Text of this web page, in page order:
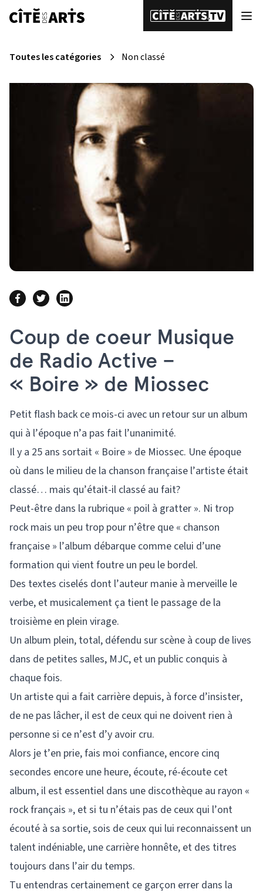
Toutes les catégories Non classé
Coup de coeur Musique
de Radio Active –
« Boire » de Miossec
Petit flash back ce mois-ci avec un retour sur un album
qui à l’époque n’a pas fait l’unanimité.
Il y a 25 ans sortait « Boire » de Miossec. Une époque
où dans le milieu de la chanson française l’artiste était
classé… mais qu’était-il classé au fait?
Peut-être dans la rubrique « poil à gratter ». Ni trop
rock mais un peu trop pour n’être que « chanson
française » l’album débarque comme celui d’une
formation qui vient foutre un peu le bordel.
Des textes ciselés dont l’auteur manie à merveille le
verbe, et musicalement ça tient le passage de la
troisième en plein virage.
Un album plein, total, défendu sur scène à coup de lives
dans de petites salles, MJC, et un public conquis à
chaque fois.
Un artiste qui a fait carrière depuis, à force d’insister,
de ne pas lâcher, il est de ceux qui ne doivent rien à
personne si ce n’est d’y avoir cru.
Alors je t’en prie, fais moi confiance, encore cinq
secondes encore une heure, écoute, ré-écoute cet
album, il est essentiel dans une discothèque au rayon «
rock français », et si tu n’étais pas de ceux qui l’ont
écouté à sa sortie, sois de ceux qui lui reconnaissent un
talent indéniable, une carrière honnête, et des titres
toujours dans l’air du temps.
Tu entendras certainement ce garçon errer dans la